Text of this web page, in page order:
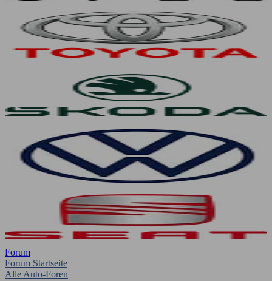
Forum
Forum Startseite
Alle Auto-Foren